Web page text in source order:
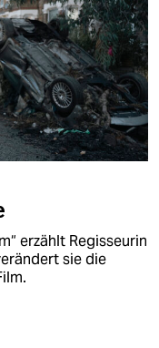
erzählt Regisseurin
sie die